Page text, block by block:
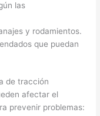
las
y rodamientos.
que puedan
de tracción
afectar el
prevenir problemas: